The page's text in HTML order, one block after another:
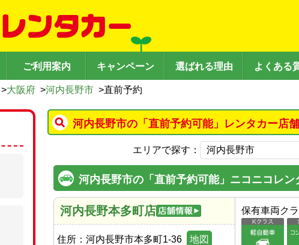
ご利用案内 キャンペーン 選ばれる理由 よくある
>大阪府 >河内長野市 >直前予約
河内長野市の「直前予約可能」レンタカー店
エリアで探す：
河内長野市の「直前予約可能」ニコニコレン
河内長野本多町店
住所： 河内長野市本多町1-36 地図
保有車両ク